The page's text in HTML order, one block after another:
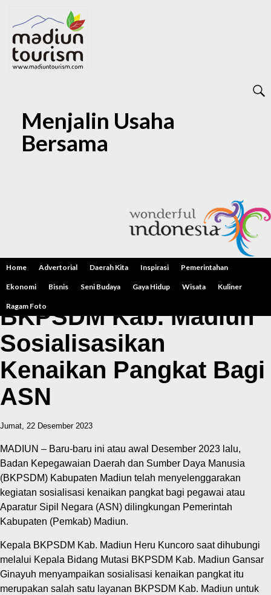
Menjalin Usaha
Bersama
Home Advertorial Daerah Kita Inspirasi Pemerintahan
Ekonomi Bisnis Seni Budaya Gaya Hidup Wisata Kuliner
Ragam Foto
BKPSDM Kab. Madiun
Sosialisasikan
Kenaikan Pangkat Bagi
ASN
Jumat, 22 Desember 2023
MADIUN – Baru-baru ini atau awal Desember 2023 lalu,
Badan Kepegawaian Daerah dan Sumber Daya Manusia
(BKPSDM) Kabupaten Madiun telah menyelenggarakan
kegiatan sosialisasi kenaikan pangkat bagi pegawai atau
Aparatur Sipil Negara (ASN) dilingkungan Pemerintah
Kabupaten (Pemkab) Madiun.
Kepala BKPSDM Kab. Madiun Heru Kuncoro saat dihubungi
melalui Kepala Bidang Mutasi BKPSDM Kab. Madiun Gansar
Ginayuh menyampaikan sosialisasi kenaikan pangkat itu
merupakan salah satu layanan BKPSDM Kab. Madiun untuk